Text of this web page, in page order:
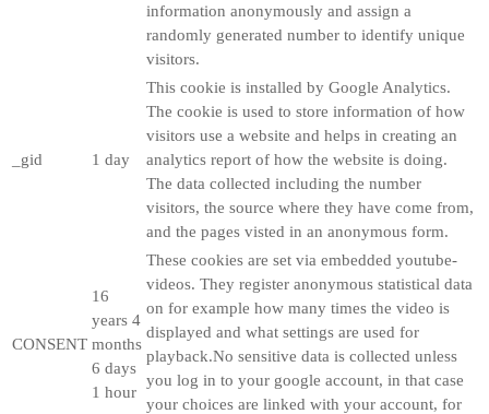
information anonymously and assign a
randomly generated number to identify unique
visitors.
_gid 1 day
This cookie is installed by Google Analytics.
The cookie is used to store information of how
visitors use a website and helps in creating an
analytics report of how the website is doing.
The data collected including the number
visitors, the source where they have come from,
and the pages visted in an anonymous form.
CONSENT
16
years 4
months
6 days
1 hour
These cookies are set via embedded youtube-
videos. They register anonymous statistical data
on for example how many times the video is
displayed and what settings are used for
playback.No sensitive data is collected unless
you log in to your google account, in that case
your choices are linked with your account, for